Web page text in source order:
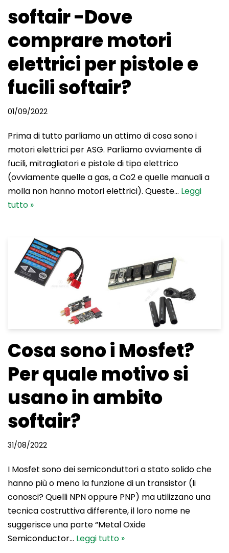
softair -Dove
comprare motori
elettrici per pistole e
fucili softair?
01/09/2022
Prima di tutto parliamo un attimo di cosa sono i
motori elettrici per ASG. Parliamo ovviamente di
fucili, mitragliatori e pistole di tipo elettrico
(ovviamente quelle a gas, a Co2 e quelle manuali a
molla non hanno motori elettrici). Queste… Leggi
tutto »
Cosa sono i Mosfet?
Per quale motivo si
usano in ambito
softair?
31/08/2022
I Mosfet sono dei semiconduttori a stato solido che
hanno più o meno la funzione di un transistor (li
conosci? Quelli NPN oppure PNP) ma utilizzano una
tecnica costruttiva differente, il loro nome ne
suggerisce una parte “Metal Oxide
Semiconductor… Leggi tutto »